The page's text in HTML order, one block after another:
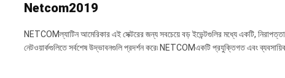
Netcom2019
NETCOMল্যাটিন আমেরিকার এই সেক্টরের জন্য সবচেয়ে বড় ইভেন্টগুলির মধ্যে একটি,
নেটওয়ার্কগুলিতে সর্বশেষ উদ্ভাবনগুলি প্রদর্শন করে৷ NETCOMএকটি প্রযুক্তিগত এবং ব্যবসায়িক